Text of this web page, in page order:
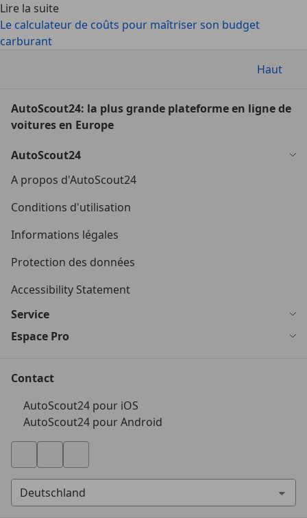
Lire la suite
Le calculateur de coûts pour maîtriser son budget
carburant
Haut
AutoScout24: la plus grande plateforme en ligne de
voitures en Europe
AutoScout24
A propos d'AutoScout24
Conditions d'utilisation
Informations légales
Protection des données
Accessibility Statement
Service
Espace Pro
Contact
AutoScout24 pour iOS
AutoScout24 pour Android